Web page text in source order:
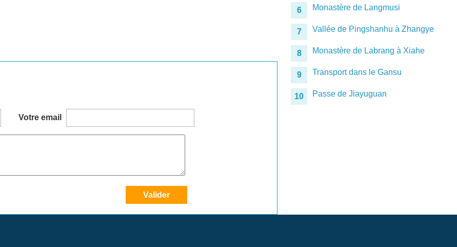
Votre email
6 Monastère de Langmusi
7 Vallée de Pingshanhu à Zhangye
8 Monastère de Labrang à Xiahe
9 Transport dans le Gansu
10 Passe de Jiayuguan